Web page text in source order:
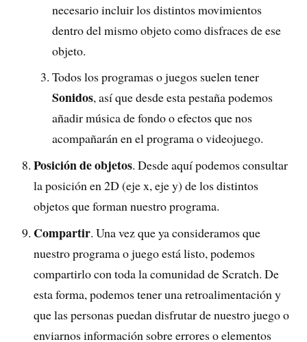
necesario incluir los distintos movimientos
dentro del mismo objeto como disfraces de ese
objeto.
Todos los programas o juegos suelen tener
Sonidos, así que desde esta pestaña podemos
añadir música de fondo o efectos que nos
acompañarán en el programa o videojuego.
Posición de objetos. Desde aquí podemos consultar
la posición en 2D (eje x, eje y) de los distintos
objetos que forman nuestro programa.
Compartir. Una vez que ya consideramos que
nuestro programa o juego está listo, podemos
compartirlo con toda la comunidad de Scratch. De
esta forma, podemos tener una retroalimentación y
que las personas puedan disfrutar de nuestro juego o
enviarnos información sobre errores o elementos